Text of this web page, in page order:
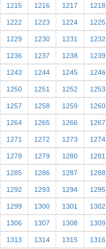
1215 1216 1217 1218
1222 1223 1224 1225
1229 1230 1231 1232
1236 1237 1238 1239
1243 1244 1245 1246
1250 1251 1252 1253
1257 1258 1259 1260
1264 1265 1266 1267
1271 1272 1273 1274
1278 1279 1280 1281
1285 1286 1287 1288
1292 1293 1294 1295
1299 1300 1301 1302
1306 1307 1308 1309
1313 1314 1315 1316